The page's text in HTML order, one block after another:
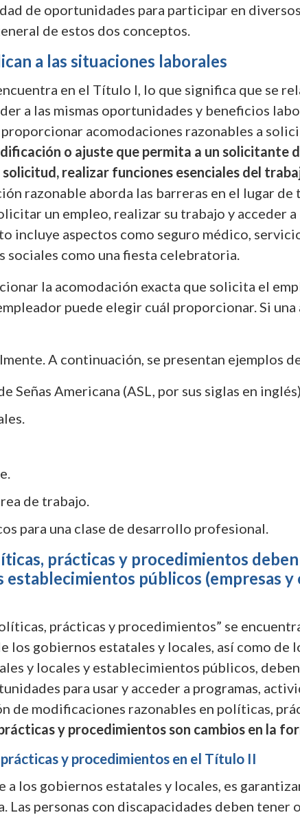
de oportunidades para participar en
de estos dos conceptos.
a las situaciones laborales
en el Título I, lo que significa que se
a las mismas oportunidades y beneficios
acomodaciones razonables a
o ajuste que permita a un solicitante
realizar funciones esenciales del
razonable aborda las barreras en el lugar de
un empleo, realizar su trabajo y acceder
incluye aspectos como seguro médico,
como una fiesta celebratoria.
la acomodación exacta que solicita el
puede elegir cuál proporcionar. Si
A continuación, se presentan ejemplos
Señas Americana (ASL, por sus siglas en
de trabajo.
para una clase de desarrollo profesional.
prácticas y procedimientos
públicos (empresas
prácticas y procedimientos” se
los gobiernos estatales y locales, así como de
y locales y establecimientos públicos,
para usar y acceder a programas,
de modificaciones razonables en políticas,
y procedimientos son cambios en la
y procedimientos en el Título II
los gobiernos estatales y locales, es
Las personas con discapacidades deben